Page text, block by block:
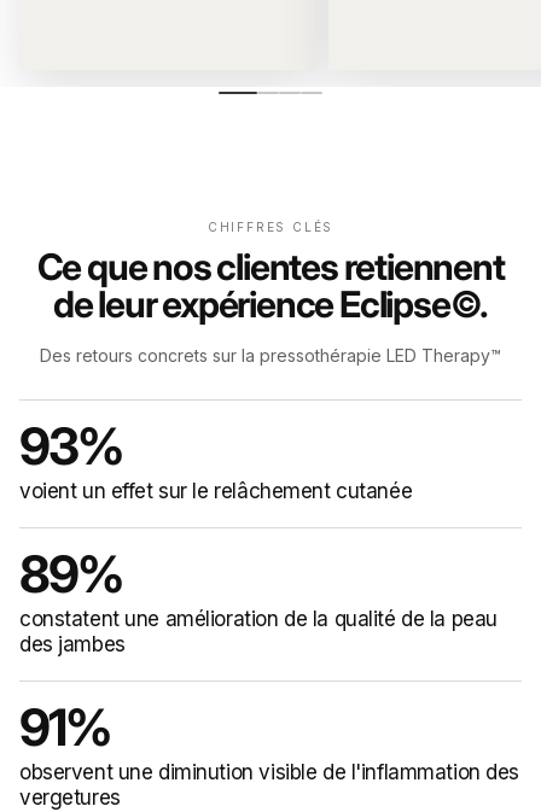
CHIFFRES CLÉS
Ce que nos clientes retiennent
de leur expérience Eclipse©.
Des retours concrets sur la pressothérapie LED Therapy™
93%
voient un effet sur le relâchement cutanée
89%
constatent une amélioration de la qualité de la peau
des jambes
91%
observent une diminution visible de l'inflammation des
vergetures